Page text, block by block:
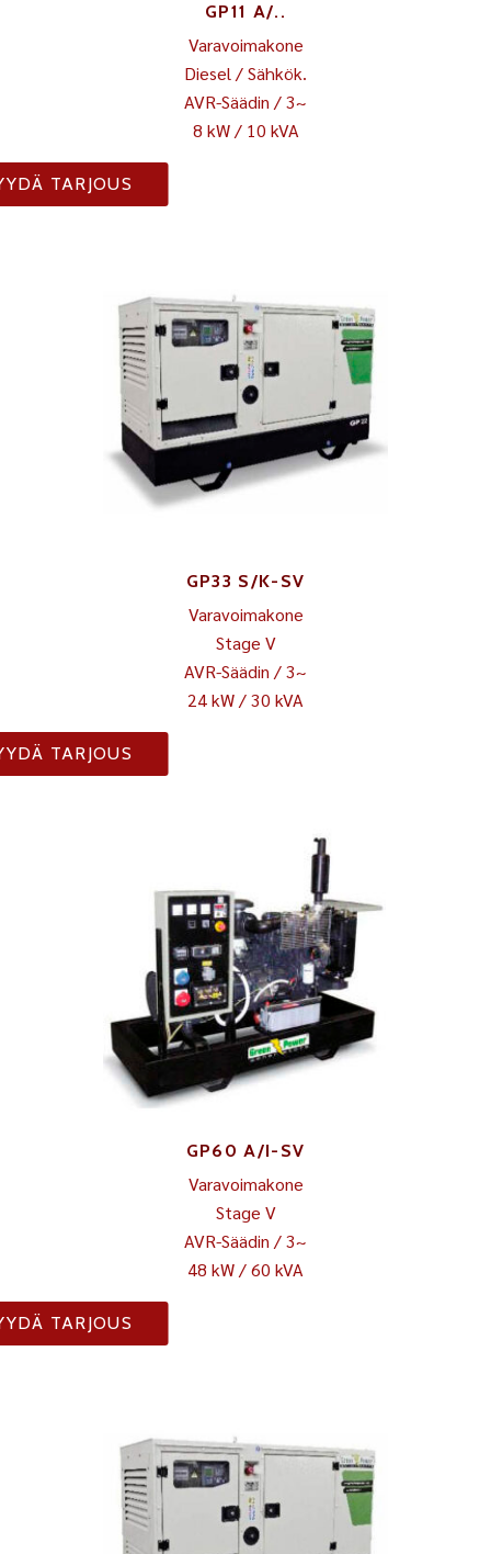
GP11 A/..
Varavoimakone
Diesel / Sähkök.
AVR-Säädin / 3~
8 kW / 10 kVA
TARJOUS
GP33 S/K-SV
Varavoimakone
Stage V
AVR-Säädin / 3~
24 kW / 30 kVA
TARJOUS
GP60 A/I-SV
Varavoimakone
Stage V
AVR-Säädin / 3~
48 kW / 60 kVA
TARJOUS